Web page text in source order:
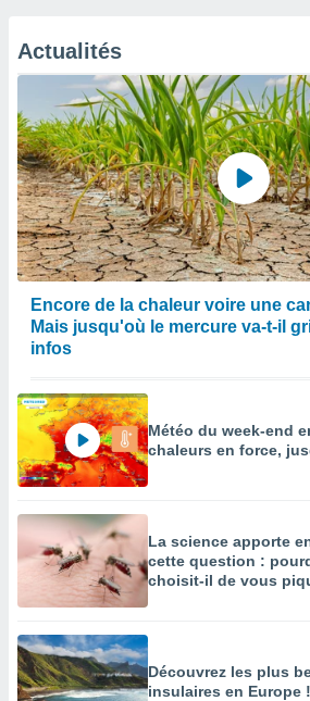
Actualités
Encore de la chaleur voire une
Mais jusqu'où le mercure va-t-il
infos
Météo du week-end
chaleurs en force,
La science apporte
cette question :
choisit-il de vous
Découvrez les plus
insulaires en Europe !